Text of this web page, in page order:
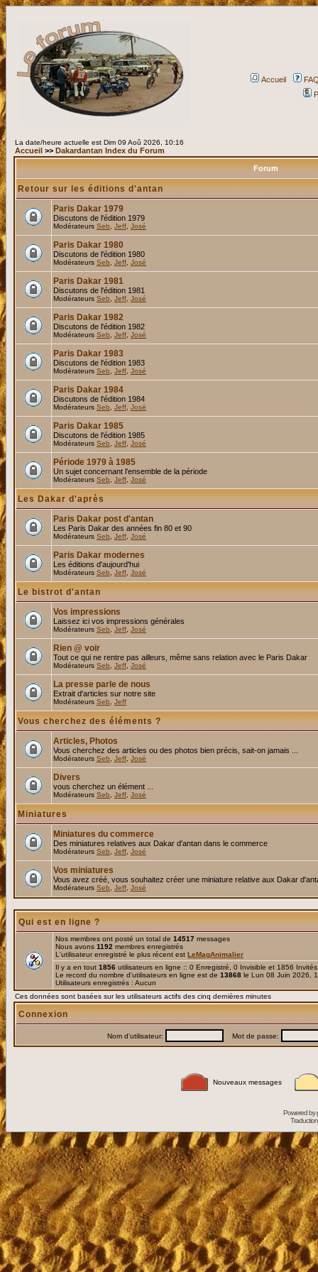
Accueil
La date/heure actuelle est Dim 09 Aoû 2026, 10:16
Accueil >> Dakardantan Index du Forum
Forum
Retour sur les éditions d'antan
Paris Dakar 1979
Discutons de l'édition 1979
Modérateurs Seb Jeff José
Paris Dakar 1980
Discutons de l'édition 1980
Modérateurs Seb Jeff José
Paris Dakar 1981
Discutons de l'édition 1981
Modérateurs Seb Jeff José
Paris Dakar 1982
Discutons de l'édition 1982
Modérateurs Seb Jeff José
Paris Dakar 1983
Discutons de l'édition 1983
Modérateurs Seb Jeff José
Paris Dakar 1984
Discutons de l'édition 1984
Modérateurs Seb Jeff José
Paris Dakar 1985
Discutons de l'édition 1985
Modérateurs Seb Jeff José
Période 1979 à 1985
Un sujet concernant l'ensemble de la période
Modérateurs Seb Jeff José
Les Dakar d'après
Paris Dakar post d'antan
Les Paris Dakar des années fin 80 et 90
Modérateurs Seb Jeff José
Paris Dakar modernes
Les éditions d'aujourd'hui
Modérateurs Seb Jeff José
Le bistrot d'antan
Vos impressions
Laissez ici vos impressions générales
Modérateurs Seb Jeff José
Rien @ voir
Tout ce qui ne rentre pas ailleurs, même sans relation avec le Paris Dakar
Modérateurs Seb Jeff José
La presse parle de nous
Extrait d'articles sur notre site
Modérateurs Seb Jeff
Vous cherchez des éléments ?
Articles, Photos
Vous cherchez des articles ou des photos bien précis, sait-on jamais ...
Modérateurs Seb Jeff José
Divers
vous cherchez un élément ...
Modérateurs Seb Jeff José
Miniatures
Miniatures du commerce
Des miniatures relatives aux Dakar d'antan dans le commerce
Modérateurs Seb Jeff José
Vos miniatures
Vous avez créé, vous souhaitez créer une miniature relative aux Dakar
Modérateurs Seb Jeff José
Qui est en ligne ?
Nos membres ont posté un total de 14517 messages
Nous avons 1192 membres enregistrés
L'utilisateur enregistré le plus récent est LeMagAnimalier
Il y a en tout 1856 utilisateurs en ligne :: 0 Enregistré, 0 Invisible et 1856
Le record du nombre d'utilisateurs en ligne est de 13868 le Lun 08 Juin 2026,
Utilisateurs enregistrés : Aucun
Ces données sont basées sur les utilisateurs actifs des cinq dernières minutes
Connexion
Nom d'utilisateur: Mot de passe:
Nouveaux messages
Powered by